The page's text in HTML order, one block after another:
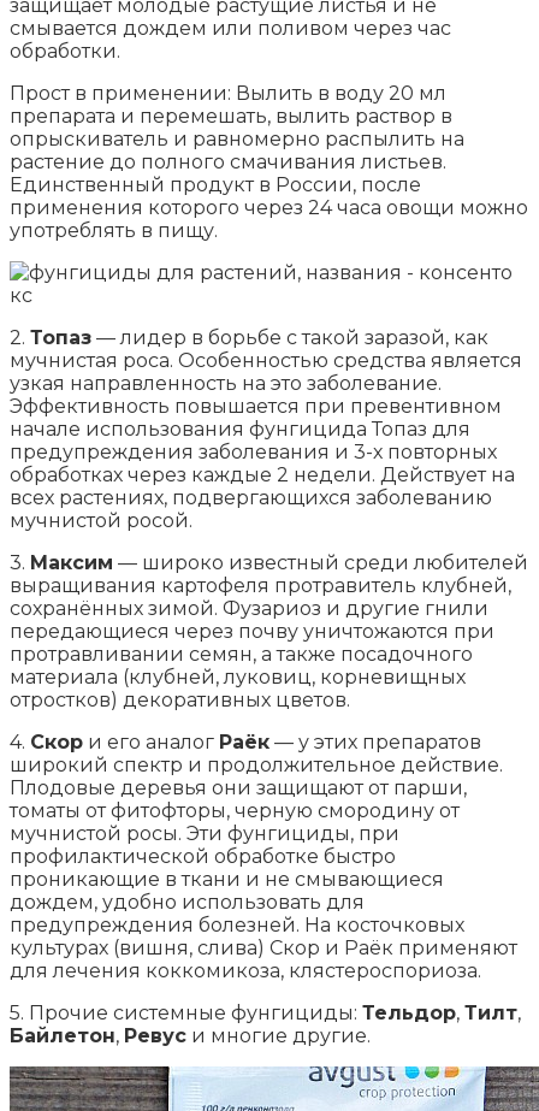
защищает молодые растущие листья и не
смывается дождем или поливом через час
обработки.
Прост в применении: Вылить в воду 20 мл
препарата и перемешать, вылить раствор в
опрыскиватель и равномерно распылить на
растение до полного смачивания листьев.
Единственный продукт в России, после
применения которого через 24 часа овощи можно
употреблять в пищу.
2. Топаз — лидер в борьбе с такой заразой, как
мучнистая роса. Особенностью средства является
узкая направленность на это заболевание.
Эффективность повышается при превентивном
начале использования фунгицида Топаз для
предупреждения заболевания и 3-х повторных
обработках через каждые 2 недели. Действует на
всех растениях, подвергающихся заболеванию
мучнистой росой.
3. Максим — широко известный среди любителей
выращивания картофеля протравитель клубней,
сохранённых зимой. Фузариоз и другие гнили
передающиеся через почву уничтожаются при
протравливании семян, а также посадочного
материала (клубней, луковиц, корневищных
отростков) декоративных цветов.
4. Скор и его аналог Раёк — у этих препаратов
широкий спектр и продолжительное действие.
Плодовые деревья они защищают от парши,
томаты от фитофторы, черную смородину от
мучнистой росы. Эти фунгициды, при
профилактической обработке быстро
проникающие в ткани и не смывающиеся
дождем, удобно использовать для
предупреждения болезней. На косточковых
культурах (вишня, слива) Скор и Раёк применяют
для лечения коккомикоза, клястероспориоза.
5. Прочие системные фунгициды: Тельдор, Тилт,
Байлетон, Ревус и многие другие.